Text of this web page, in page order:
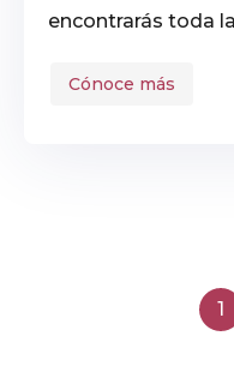
encontrarás toda
Cónoce más
1